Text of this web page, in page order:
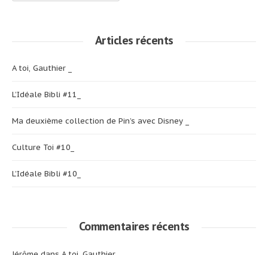
Articles récents
A toi, Gauthier _
L’Idéale Bibli #11_
Ma deuxième collection de Pin’s avec Disney _
Culture Toi #10_
L’Idéale Bibli #10_
Commentaires récents